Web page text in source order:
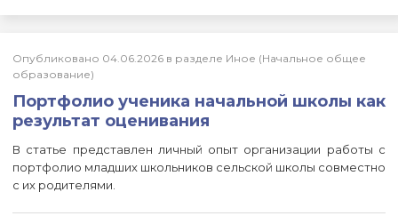
Опубликовано 04.06.2026 в разделе Иное (Начальное общее
образование)
Портфолио ученика начальной школы как
результат оценивания
В статье представлен личный опыт организации работы с
портфолио младших школьников сельской школы совместно
с их родителями.